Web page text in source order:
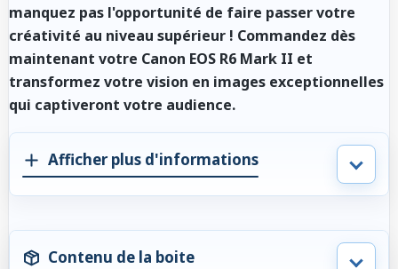
manquez pas l'opportunité de faire passer votre
créativité au niveau supérieur ! Commandez dès
maintenant votre Canon EOS R6 Mark II et
transformez votre vision en images exceptionnelles
qui captiveront votre audience.
Afficher plus d'informations
Contenu de la boite